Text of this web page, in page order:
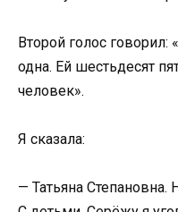
Второй голос
одна. Ей шестьдесят
человек».
Я сказала:
— Татьяна